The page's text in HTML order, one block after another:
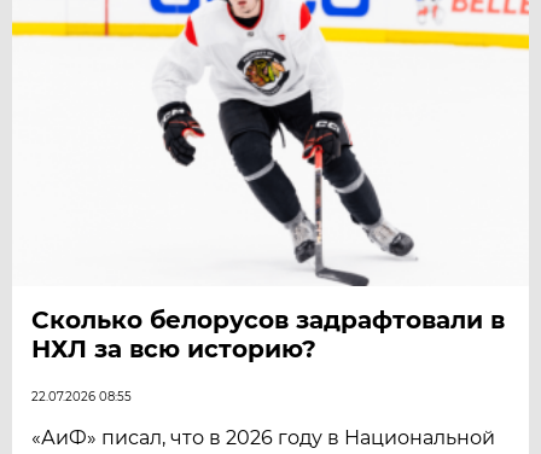
Сколько белорусов задрафтовали в
НХЛ за всю историю?
22.07.2026 08:55
«АиФ» писал, что в 2026 году в Национальной